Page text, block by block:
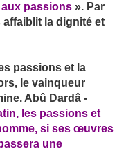
passions ». Par
la dignité et
passions et la
le vainqueur
Abû Dardâ -
les passions et
si ses œuvres
une